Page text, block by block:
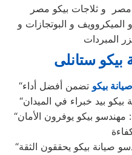
و ثلاجات بيكو مصر
ستانلى
بيكو
“جودة في كل تفاصيل الصيانة: مهندسو بيكو يوفرون الأمان
“الاعتماد على الاحترافية: مهندسو صيانة بيكو يحققون الثقة